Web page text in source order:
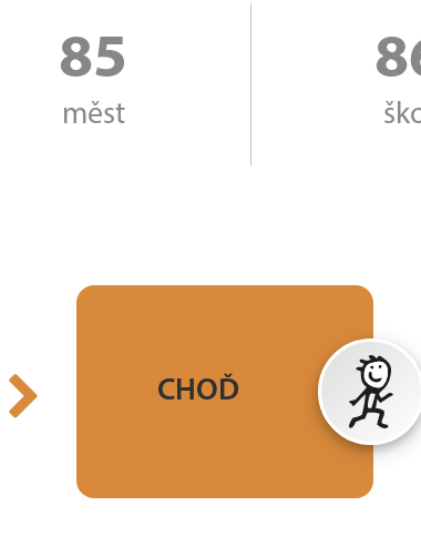
85
měst
CHOĎ
(duben, říjen)
a zaznamenávej své